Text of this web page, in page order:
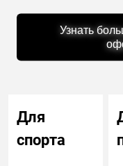
Узнать
Для
спорта